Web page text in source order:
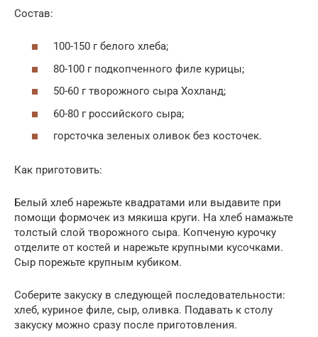
Состав:
100-150 г белого хлеба;
80-100 г подкопченного филе курицы;
50-60 г творожного сыра Хохланд;
60-80 г российского сыра;
горсточка зеленых оливок без косточек.
Как приготовить:
Белый хлеб нарежьте квадратами или выдавите при
помощи формочек из мякиша круги. На хлеб намажьте
толстый слой творожного сыра. Копченую курочку
отделите от костей и нарежьте крупными кусочками.
Сыр порежьте крупным кубиком.
Соберите закуску в следующей последовательности:
хлеб, куриное филе, сыр, оливка. Подавать к столу
закуску можно сразу после приготовления.